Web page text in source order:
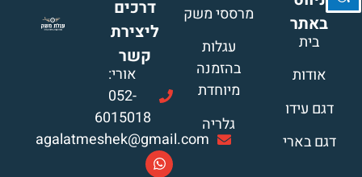
zoom_in זום (הגדלה)
spellcheck גופן קריא
באתר
בית
אודות
דגם עידו
דגם בארי
מרססי משק
עגלות
בהזמנה
מיוחדת
גלריה
דרכים
ליצירת
קשר
אורי:
052-
6015018
agalatmeshek@gmail.com